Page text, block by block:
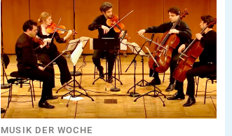
MUSIK DER WOCHE